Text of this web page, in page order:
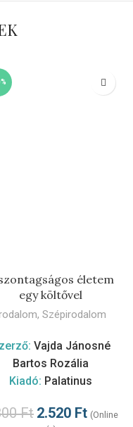
életem
egy költővel
, Szépirodalom
Vajda Jánosné
Bartos Rozália
Kiadó: Palatinus
Ft 2.520 Ft (Online